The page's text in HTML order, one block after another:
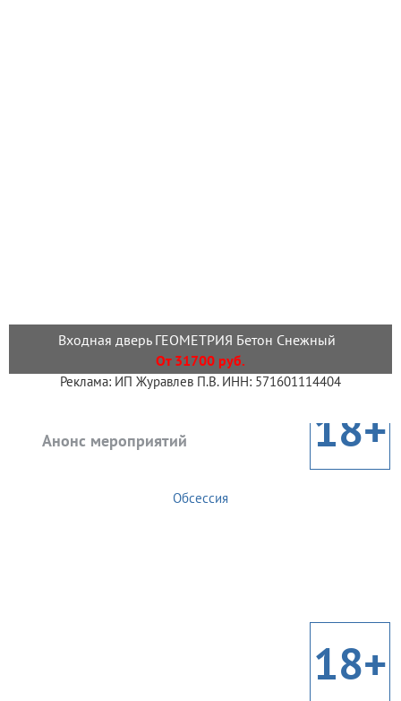
Входная дверь ГЕОМЕТРИЯ Бетон Снежный
От 31700 руб.
Реклама: ИП Журавлев П.В. ИНН: 571601114404
Анонс мероприятий 18+
Обсессия
18+